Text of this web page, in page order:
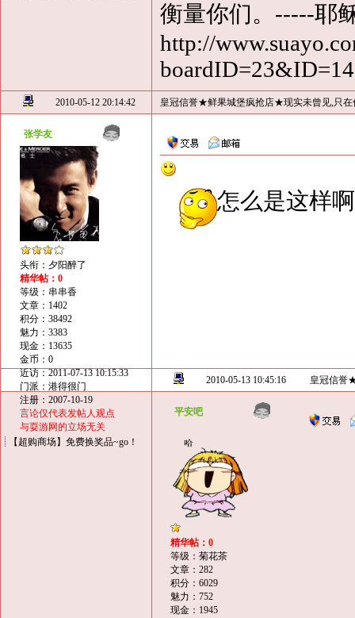
衡量你们。-----耶
http://
2010-05-12 20:14:42 皇冠信誉★鲜果城堡疯抢店★现实未曾见,只在
张学友
头衔：夕阳醉了
精华帖：0
等级：串串香
文章：1402
积分：38492
魅力：3383
现金：13635
金币：0
近访：2011-07-13 10:15:33
门派：港得很门
注册：2007-10-19
言论仅代表发帖人观点
与耍游网的立场无关
【超购商场】免费换奖品~go！
怎么是这样
2010-05-13 10:45:16 皇冠信誉
平安吧
精华帖：0
等级：菊花茶
文章：282
积分：6029
魅力：752
现金：1945